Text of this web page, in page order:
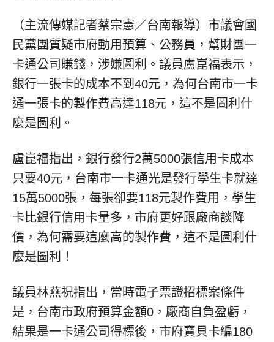
（主流傳媒記者蔡宗憲／台南報導）市議會國
民黨團質疑市府動用預算、公務員，幫財團一
卡通公司賺錢，涉嫌圖利。議員盧崑福表示，
銀行一張卡的成本不到40元，為何台南市一卡
通一張卡的製作費高達118元，這不是圖利什
麼是圖利。
盧崑福指出，銀行發行2萬5000張信用卡成本
只要40元，台南市一卡通光是發行學生卡就達
15萬5000張，每張卻要118元製作費用，學生
卡比銀行信用卡量多，市府更好跟廠商談降
價，為何需要這麼高的製作費，這不是圖利什
麼是圖利！
議員林燕祝指出，當時電子票證招標案條件
是，台南市政府預算金額0，廠商自負盈虧，
結果是一卡通公司得標後，市府寶貝卡編180